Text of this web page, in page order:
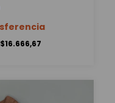
$16.666,67